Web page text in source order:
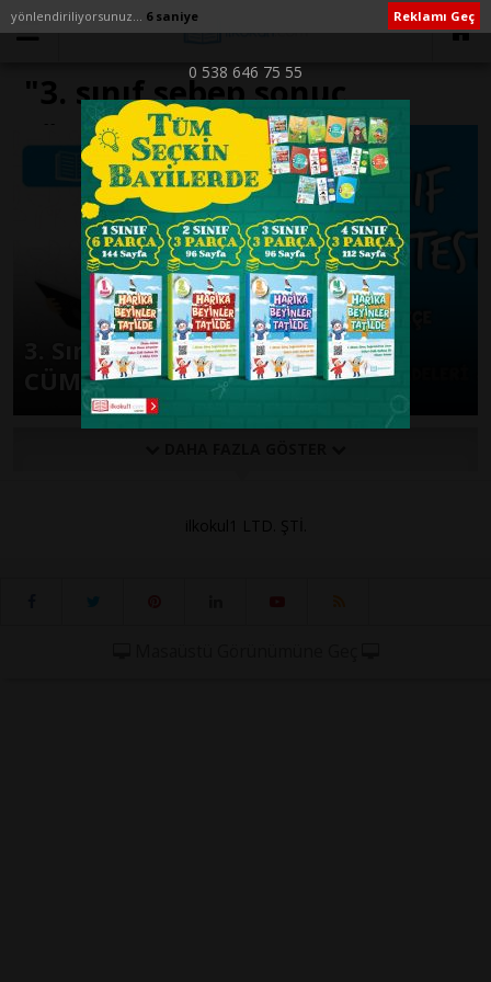
yönlendiriliyorsunuz... 6 saniye Reklamı Geç
0 538 646 75 55
"3. sınıf sebep sonuç
cümleleri test" ile İlişikli
yazılar
3. Sınıf Türkçe -NEDEN SONUÇ
CÜMLELERİ 2- Online Test